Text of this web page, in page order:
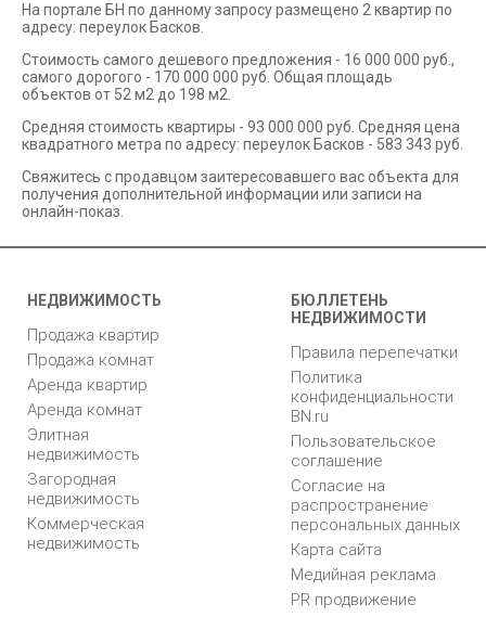
На портале БН по данному запросу размещено 2 квартир по
адресу: переулок Басков.
Стоимость самого дешевого предложения - 16 000 000 руб.,
самого дорогого - 170 000 000 руб. Общая площадь
объектов от 52 м2 до 198 м2.
Средняя стоимость квартиры - 93 000 000 руб. Средняя цена
квадратного метра по адресу: переулок Басков - 583 343 руб.
Свяжитесь с продавцом заитересовавшего вас объекта для
получения дополнительной информации или записи на
онлайн-показ.
НЕДВИЖИМОСТЬ
Продажа квартир
Продажа комнат
Аренда квартир
Аренда комнат
Элитная
недвижимость
Загородная
недвижимость
Коммерческая
недвижимость
БЮЛЛЕТЕНЬ
НЕДВИЖИМОСТИ
Правила перепечатки
Политика
конфиденциальности
BN.ru
Пользовательское
соглашение
Согласие на
распространение
персональных данных
Карта сайта
Медийная реклама
PR продвижение